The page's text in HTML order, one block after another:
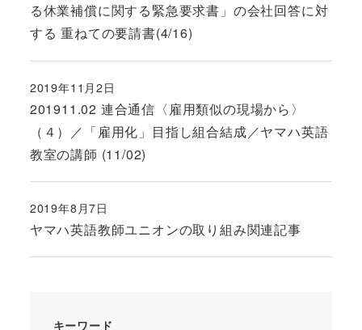
る休業補償に関する緊急要求書」の会社回答に対
する 重ねての要請書(4/16)
201911.02 連合通信〈雇用類似の現場から〉
（４）／「雇用化」目指し組合結成／ヤマハ英語
教室の講師 (11/02)
投稿日
2019年11月2日
ヤマハ英語教師ユニオンの取り組み関連記事
投稿日
2019年8月7日
キーワード